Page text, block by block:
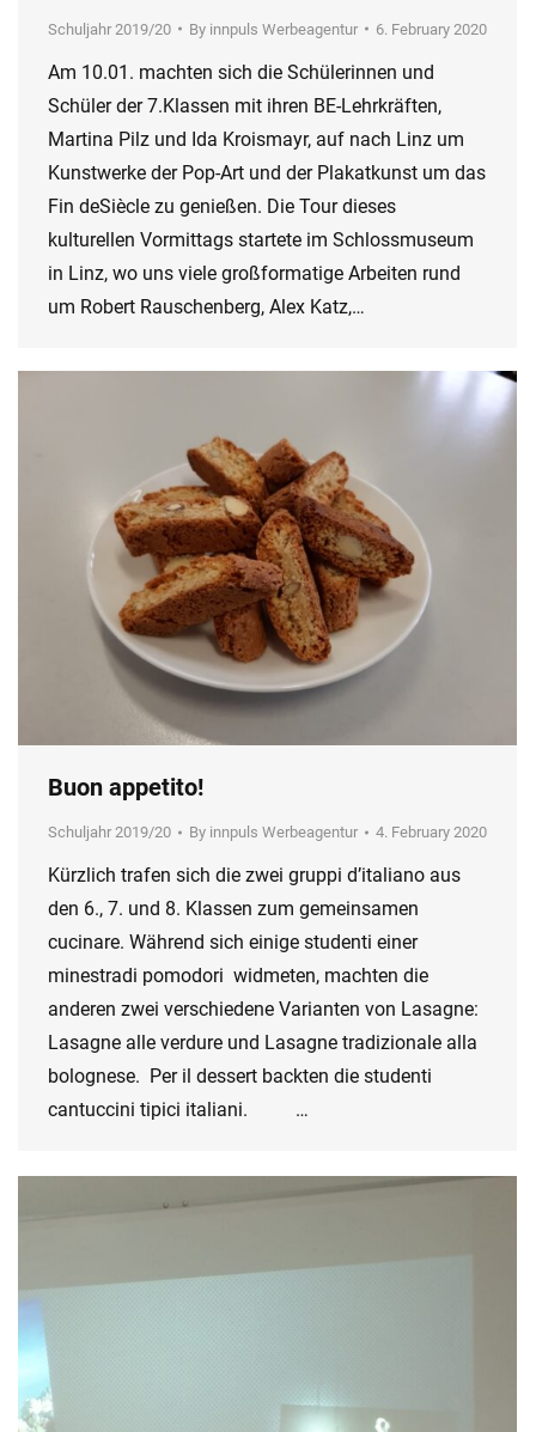
Schuljahr 2019/20 By innpuls Werbeagentur 6. February 2020
Am 10.01. machten sich die Schülerinnen und
Schüler der 7.Klassen mit ihren BE-Lehrkräften,
Martina Pilz und Ida Kroismayr, auf nach Linz um
Kunstwerke der Pop-Art und der Plakatkunst um das
Fin deSiècle zu genießen. Die Tour dieses
kulturellen Vormittags startete im Schlossmuseum
in Linz, wo uns viele großformatige Arbeiten rund
um Robert Rauschenberg, Alex Katz,…
Buon appetito!
Schuljahr 2019/20 By innpuls Werbeagentur 4. February 2020
Kürzlich trafen sich die zwei gruppi d’italiano aus
den 6., 7. und 8. Klassen zum gemeinsamen
cucinare. Während sich einige studenti einer
minestradi pomodori widmeten, machten die
anderen zwei verschiedene Varianten von Lasagne:
Lasagne alle verdure und Lasagne tradizionale alla
bolognese. Per il dessert backten die studenti
cantuccini tipici italiani. …